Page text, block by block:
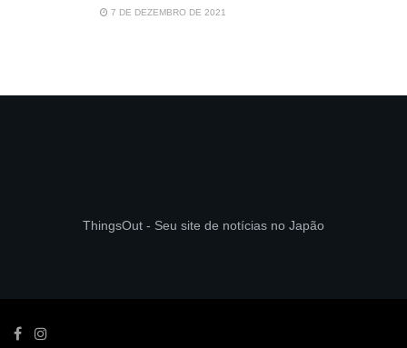
7 DE DEZEMBRO DE 2021
ThingsOut - Seu site de notícias no Japão